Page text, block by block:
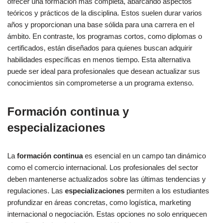
teóricos y prácticos de la disciplina. Estos suelen durar varios
años y proporcionan una base sólida para una carrera en el
ámbito. En contraste, los programas cortos, como diplomas o
certificados, están diseñados para quienes buscan adquirir
habilidades específicas en menos tiempo. Esta alternativa
puede ser ideal para profesionales que desean actualizar sus
conocimientos sin comprometerse a un programa extenso.
Formación continua y
especializaciones
La formación continuaes esencial en un campo tan dinámico
como el comercio internacional. Los profesionales del sector
deben mantenerse actualizados sobre las últimas tendencias y
regulaciones. Las especializaciones permiten a los estudiantes
profundizar en áreas concretas, como logística, marketing
internacional o negociación. Estas opciones no solo enriquecen